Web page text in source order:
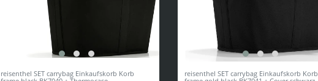
reisenthel SET carrybag Einkaufskorb Korb
reisenthel SET carrybag Einkaufskorb Korb